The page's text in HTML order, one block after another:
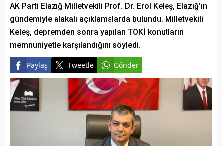
AK Parti Elazığ Milletvekili Prof. Dr. Erol Keleş, Elazığ’ın
gündemiyle alakalı açıklamalarda bulundu. Milletvekili
Keleş, depremden sonra yapılan TOKİ konutların
memnuniyetle karşılandığını söyledi.
Paylaş Tweetle Gönder